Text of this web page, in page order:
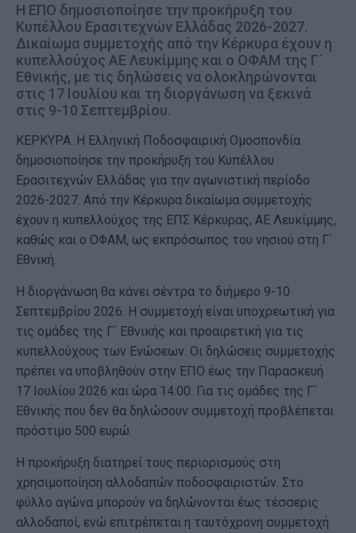
Η ΕΠΟ δημοσιοποίησε την προκήρυξη του
Κυπέλλου Ερασιτεχνών Ελλάδας 2026-2027.
Δικαίωμα συμμετοχής από την Κέρκυρα έχουν η
κυπελλούχος ΑΕ Λευκίμμης και ο ΟΦΑΜ της Γ΄
Εθνικής, με τις δηλώσεις να ολοκληρώνονται
στις 17 Ιουλίου και τη διοργάνωση να ξεκινά
στις 9-10 Σεπτεμβρίου.
ΚΕΡΚΥΡΑ. Η Ελληνική Ποδοσφαιρική Ομοσπονδία
δημοσιοποίησε την προκήρυξη του Κυπέλλου
Ερασιτεχνών Ελλάδας για την αγωνιστική περίοδο
2026-2027. Από την Κέρκυρα δικαίωμα συμμετοχής
έχουν η κυπελλούχος της ΕΠΣ Κέρκυρας, ΑΕ Λευκίμμης,
καθώς και ο ΟΦΑΜ, ως εκπρόσωπος του νησιού στη Γ΄
Εθνική.
Η διοργάνωση θα κάνει σέντρα το διήμερο 9-10
Σεπτεμβρίου 2026. Η συμμετοχή είναι υποχρεωτική για
τις ομάδες της Γ΄ Εθνικής και προαιρετική για τις
κυπελλούχους των Ενώσεων. Οι δηλώσεις συμμετοχής
πρέπει να υποβληθούν στην ΕΠΟ έως την Παρασκευή
17 Ιουλίου 2026 και ώρα 14:00. Για τις ομάδες της Γ΄
Εθνικής που δεν θα δηλώσουν συμμετοχή προβλέπεται
πρόστιμο 500 ευρώ.
Η προκήρυξη διατηρεί τους περιορισμούς στη
χρησιμοποίηση αλλοδαπών ποδοσφαιριστών. Στο
φύλλο αγώνα μπορούν να δηλώνονται έως τέσσερις
αλλοδαποί, ενώ επιτρέπεται η ταυτόχρονη συμμετοχή